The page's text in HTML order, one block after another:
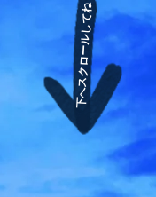
下へスクロールしてね